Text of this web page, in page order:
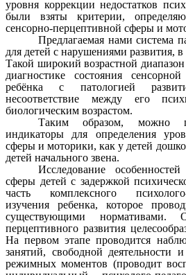
уровня коррекции недостатков
были взяты критерии,
сенсорно-перцептивной сферы и
Предлагаемая нами система
для детей с нарушениями развития, в
Такой широкий возрастной
диагностике состояния
ребёнка с патологией
несоответствие между его
биологическим возрастом.
Таким образом, можно
индикаторы для определения
сферы и моторики, как у детей
детей начального звена.
Исследование
сферы детей с задержкой
часть комплексного психолого-
изучения ребенка, которое
существующими нормативами.
перцептивного развития
На первом этапе проводится
занятий, свободной деятельности
режимных моментов (проводит